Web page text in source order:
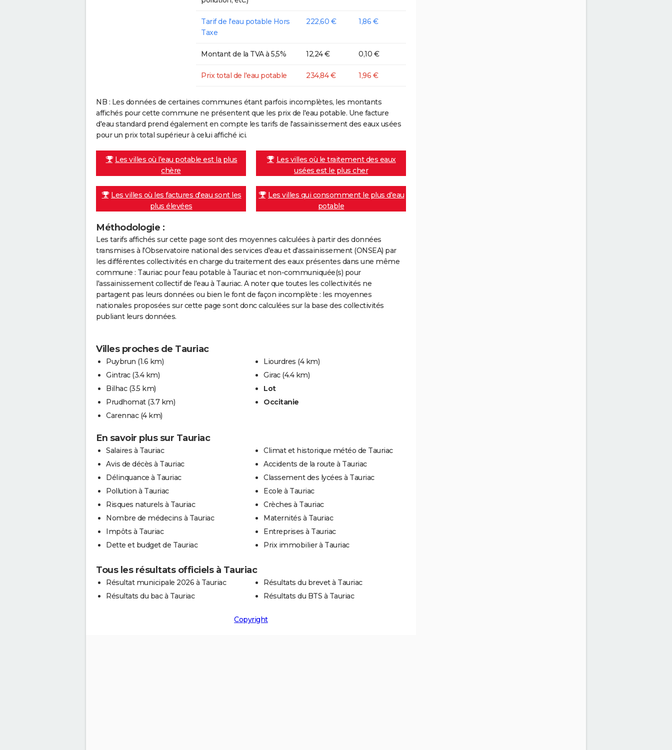
Tarif de l'eau potable Hors
Taxe
222,60 € 1,86 €
Montant de la TVA à 5,5% 12,24 € 0,10 €
Prix total de l'eau potable 234,84 € 1,96 €
NB : Les données de certaines communes étant parfois incomplètes, les montants
affichés pour cette commune ne présentent que les prix de l'eau potable. Une facture
d'eau standard prend également en compte les tarifs de l'assainissement des eaux usées
pour un prix total supérieur à celui affiché ici.
Les villes où l'eau potable est la plus
chère
Les villes où le traitement des eaux
usées est le plus cher
Les villes où les factures d'eau sont les
plus élevées
Les villes qui consomment le plus d'eau
potable
Méthodologie :
Les tarifs affichés sur cette page sont des moyennes calculées à partir des données
transmises à l'Observatoire national des services d'eau et d'assainissement (ONSEA) par
les différentes collectivités en charge du traitement des eaux présentes dans une même
commune : Tauriac pour l'eau potable à Tauriac et non-communiquée(s) pour
l'assainissement collectif de l'eau à Tauriac. A noter que toutes les collectivités ne
partagent pas leurs données ou bien le font de façon incomplète : les moyennes
nationales proposées sur cette page sont donc calculées sur la base des collectivités
publiant leurs données.
Villes proches de Tauriac
Puybrun (1.6 km)
Gintrac (3.4 km)
Bilhac (3.5 km)
Prudhomat (3.7 km)
Carennac (4 km)
Liourdres (4 km)
Girac (4.4 km)
Lot
Occitanie
En savoir plus sur Tauriac
Salaires à Tauriac
Avis de décès à Tauriac
Délinquance à Tauriac
Pollution à Tauriac
Risques naturels à Tauriac
Nombre de médecins à Tauriac
Impôts à Tauriac
Dette et budget de Tauriac
Climat et historique météo de Tauriac
Accidents de la route à Tauriac
Classement des lycées à Tauriac
Ecole à Tauriac
Crèches à Tauriac
Maternités à Tauriac
Entreprises à Tauriac
Prix immobilier à Tauriac
Tous les résultats officiels à Tauriac
Résultat municipale 2026 à Tauriac
Résultats du bac à Tauriac
Résultats du brevet à Tauriac
Résultats du BTS à Tauriac
Copyright